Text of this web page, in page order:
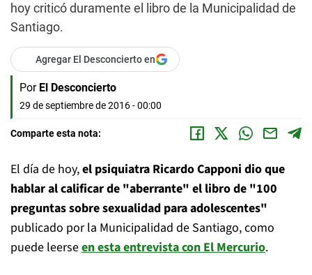
hoy criticó duramente el libro de la Municipalidad de
Santiago.
Agregar El Desconcierto en
Por El Desconcierto
29 de septiembre de 2016 - 00:00
Comparte esta nota:
El día de hoy,el psiquiatra Ricardo Capponi dio que
hablar al calificar de "aberrante" el libro de "100
preguntas sobre sexualidad para adolescentes"
publicado por la Municipalidad de Santiago, como
puede leerseen esta entrevista con El Mercurio.